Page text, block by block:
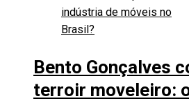
Bento Gonçalves
terroir moveleiro: